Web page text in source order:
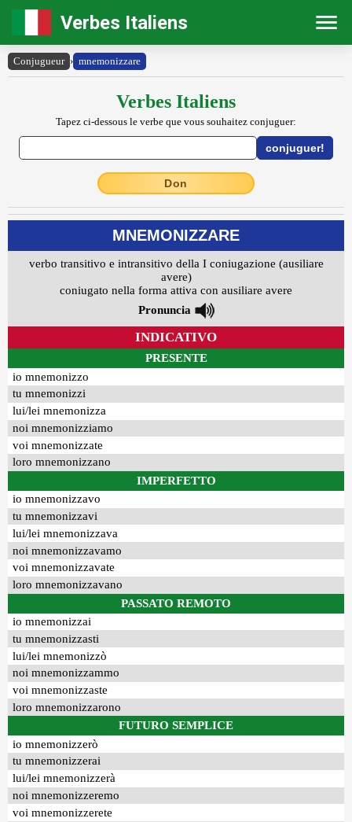
Verbes Italiens
Conjugueur › mnemonizzare
Verbes Italiens
Tapez ci-dessous le verbe que vous souhaitez conjuguer:
Don
MNEMONIZZARE
verbo transitivo e intransitivo della I coniugazione (ausiliare
avere)
coniugato nella forma attiva con ausiliare avere
Pronuncia
INDICATIVO
PRESENTE
io mnemonizzo
tu mnemonizzi
lui/lei mnemonizza
noi mnemonizziamo
voi mnemonizzate
loro mnemonizzano
IMPERFETTO
io mnemonizzavo
tu mnemonizzavi
lui/lei mnemonizzava
noi mnemonizzavamo
voi mnemonizzavate
loro mnemonizzavano
PASSATO REMOTO
io mnemonizzai
tu mnemonizzasti
lui/lei mnemonizzò
noi mnemonizzammo
voi mnemonizzaste
loro mnemonizzarono
FUTURO SEMPLICE
io mnemonizzerò
tu mnemonizzerai
lui/lei mnemonizzerà
noi mnemonizzeremo
voi mnemonizzerete